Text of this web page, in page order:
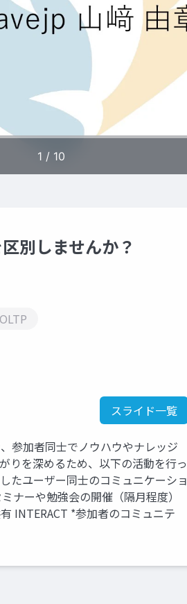
別しませんか？
スライド一覧
参加者同士でノウハウやナレッジ
りを深めるため、以下の活動を行っ
たユーザー同士のコミュニケーショ
ナーや勉強会の開催（隔月程度）
INTERACT *参加者のコミュニテ